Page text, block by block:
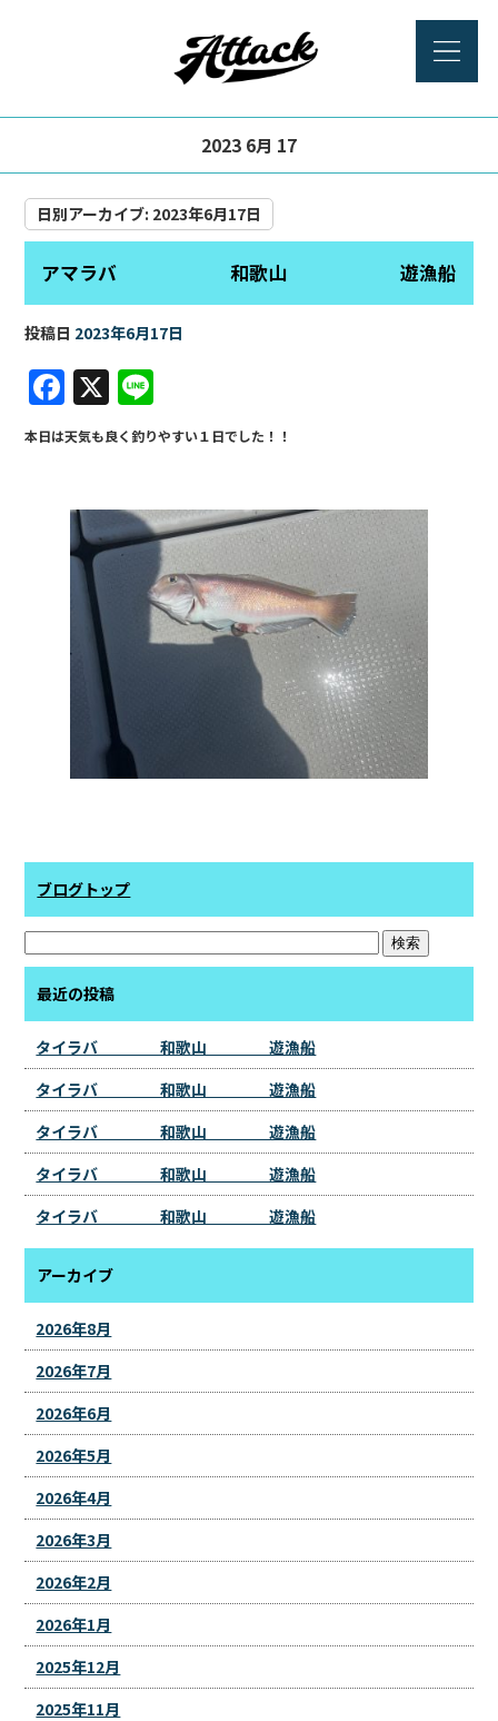
2023 6月 17
日別アーカイブ: 2023年6月17日
アマラバ 和歌山 遊漁船
投稿日 2023年6月17日
F
a
c
b
o
X
n
e
本日は天気も良く釣りやすい１日でした！！
ブログトップ
最近の投稿
タイラバ 和歌山 遊漁船
タイラバ 和歌山 遊漁船
タイラバ 和歌山 遊漁船
タイラバ 和歌山 遊漁船
タイラバ 和歌山 遊漁船
アーカイブ
2026年8月
2026年7月
2026年6月
2026年5月
2026年4月
2026年3月
2026年2月
2026年1月
2025年12月
2025年11月